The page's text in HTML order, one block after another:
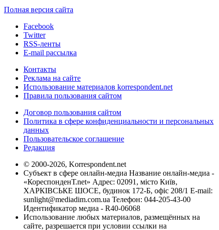
Полная версия сайта
Facebook
Twitter
RSS-ленты
E-mail рассылка
Контакты
Реклама на сайте
Использование материалов korrespondent.net
Правила пользования сайтом
Договор пользования сайтом
Политика в сфере конфиденциальности и персональных
данных
Пользовательское соглашение
Редакция
© 2000-2026, Korrespondent.net
Субъект в сфере онлайн-медиа Название онлайн-медиа -
«КореспонденТ.net» Адрес: 02091, місто Київ,
ХАРКІВСЬКЕ ШОСЕ, будинок 172-Б, офіс 208/1 E-mail:
sunlight@mediadim.com.ua Телефон: 044-205-43-00
Идентификатор медиа - R40-06068
Использование любых материалов, размещённых на
сайте, разрешается при условии ссылки на